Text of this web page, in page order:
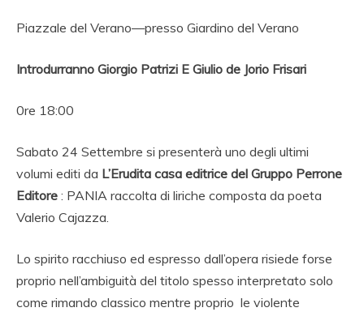
Piazzale del Verano—presso Giardino del Verano
Introdurranno Giorgio Patrizi E Giulio de Jorio Frisari
0re 18:00
Sabato 24 Settembre si presenterà uno degli ultimi
volumi editi da L’Erudita casa editrice del Gruppo Perrone
Editore : PANIA raccolta di liriche composta da poeta
Valerio Cajazza.
Lo spirito racchiuso ed espresso dall’opera risiede forse
proprio nell’ambiguità del titolo spesso interpretato solo
come rimando classico mentre proprio le violente